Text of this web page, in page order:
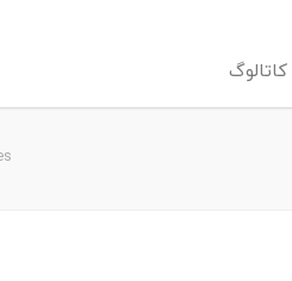
کاتالوگ